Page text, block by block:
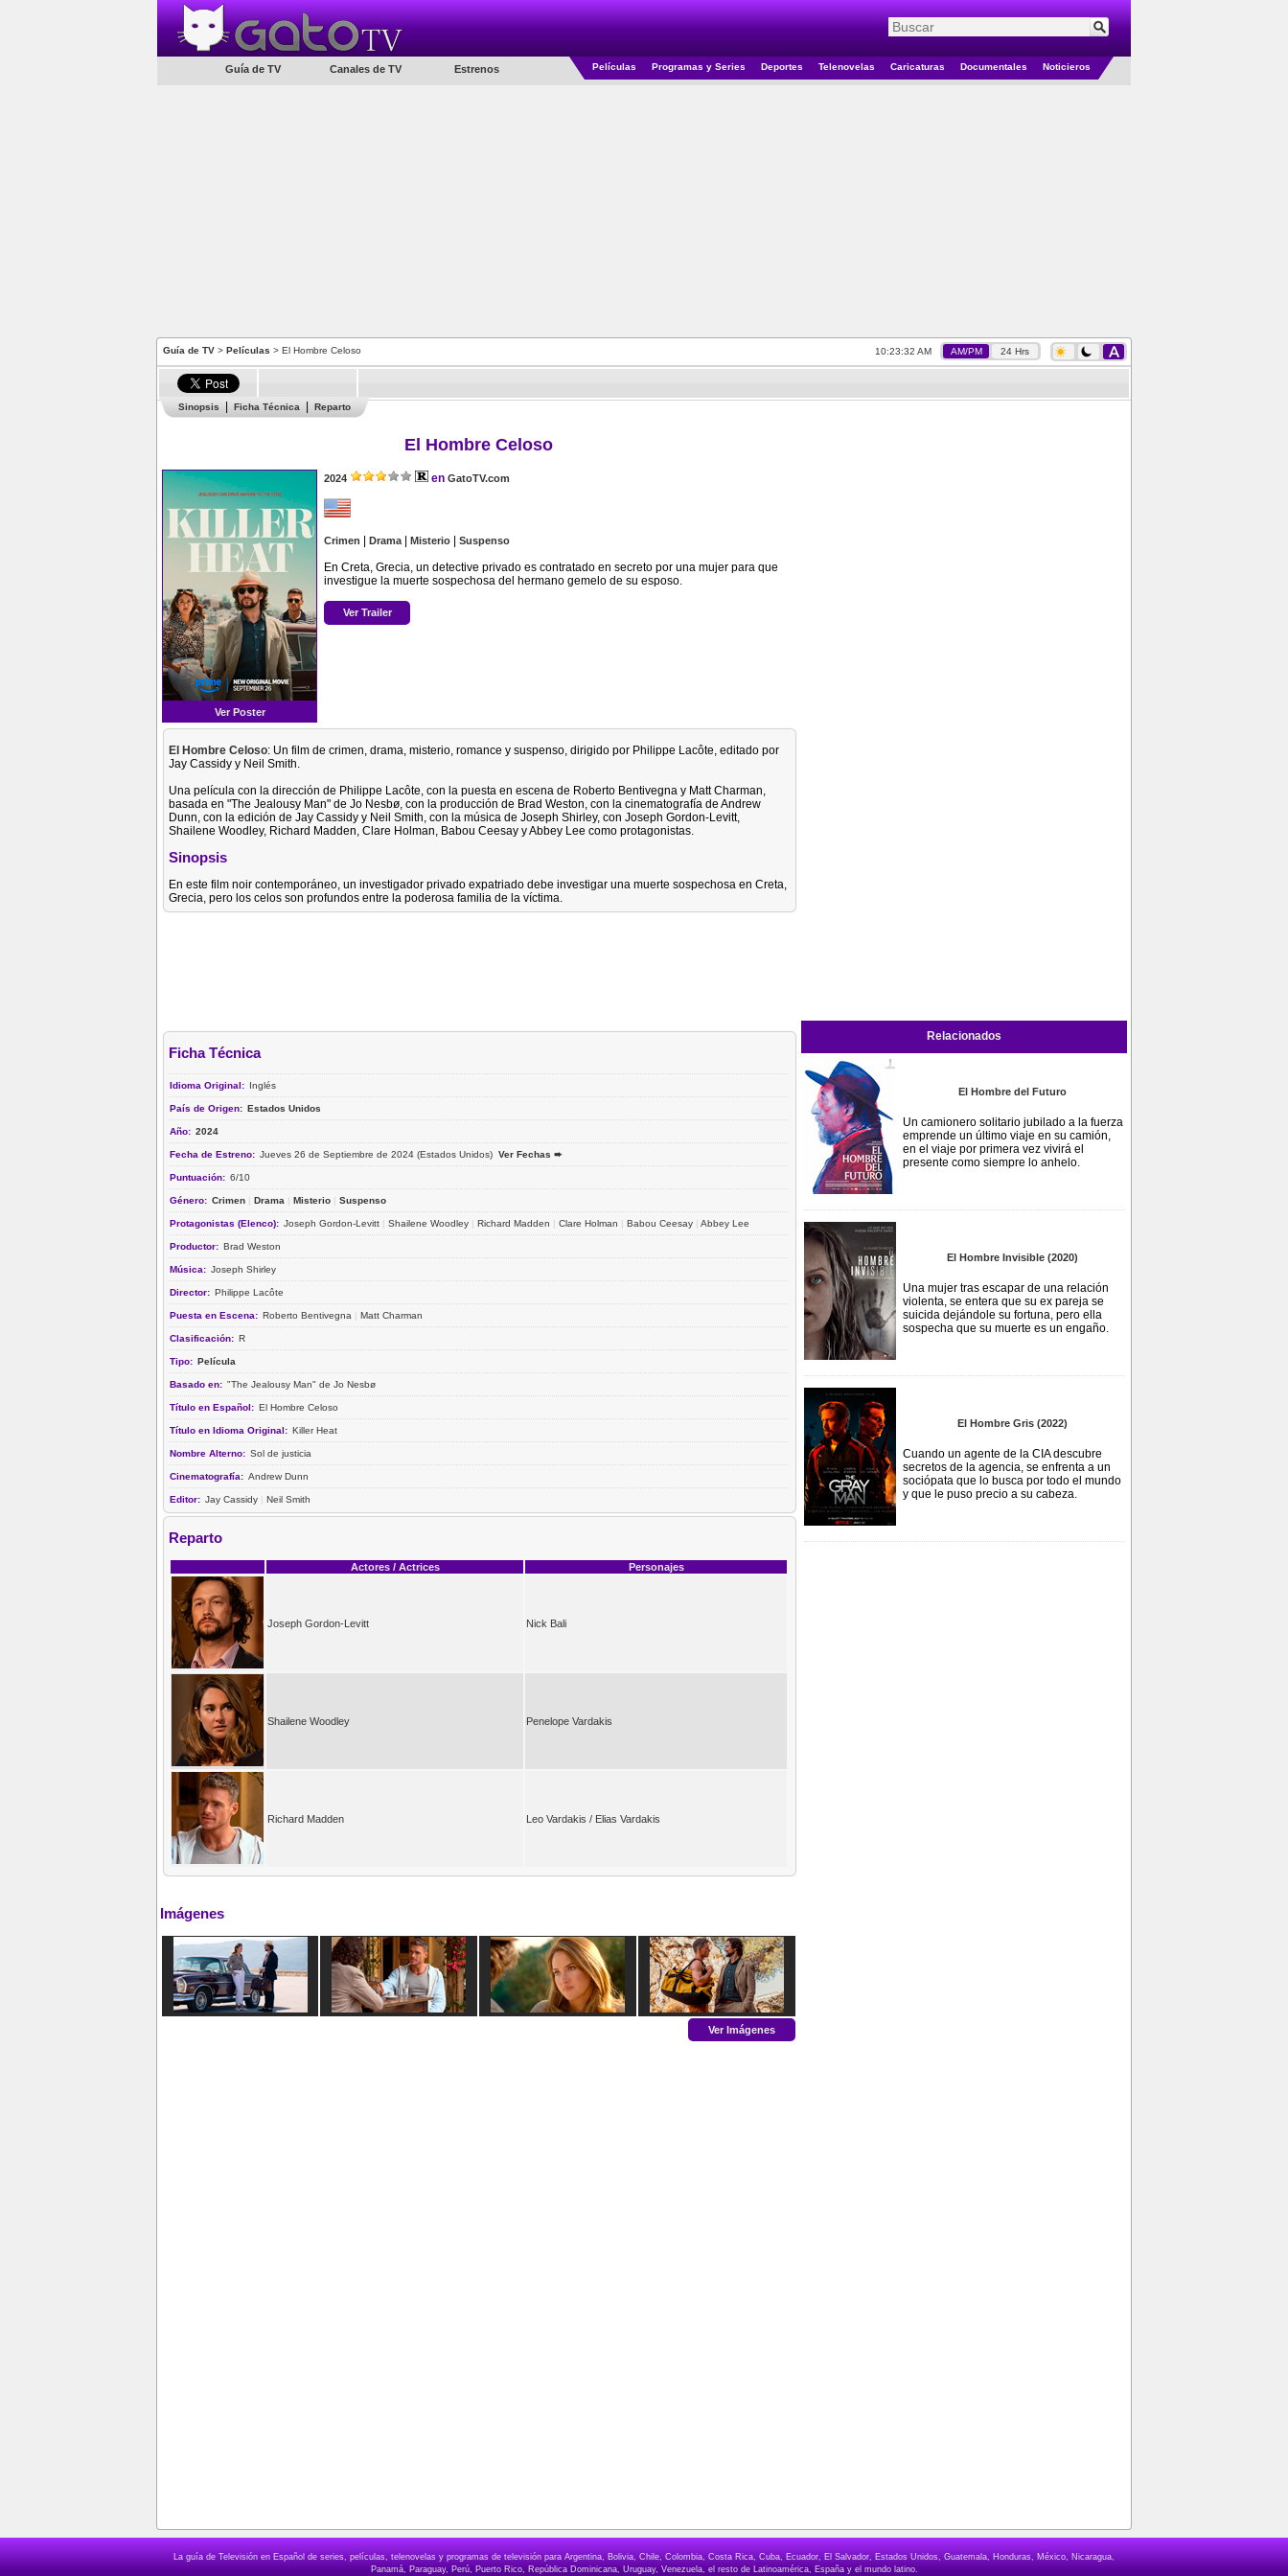
Guía de TV Canales de TV Estrenos Películas Programas y Series Deportes Telenovelas Caricaturas Documentales Noticieros
Guía de TV > Películas > El Hombre Celoso 10:23:33 AM AM/PM 24 Hrs
Sinopsis Ficha Técnica Reparto
El Hombre Celoso
Ver Poster
2024 en GatoTV.com
Crimen Drama| Misterio Suspenso
En Creta, Grecia, un detective privado es contratado en secreto por una mujer para que
investigue la muerte sospechosa del hermano gemelo de su esposo.
Ver Trailer
El Hombre Celoso: Un film de crimen, drama, misterio, romance y suspenso, dirigido por Philippe Lacôte, editado por
Jay Cassidy y Neil Smith.
Una película con la dirección de Philippe Lacôte, con la puesta en escena de Roberto Bentivegna y Matt Charman,
basada en "The Jealousy Man" de Jo Nesbø, con la producción de Brad Weston, con la cinematografía de Andrew
Dunn, con la edición de Jay Cassidy y Neil Smith, con la música de Joseph Shirley, con Joseph Gordon-Levitt,
Shailene Woodley, Richard Madden, Clare Holman, Babou Ceesay y Abbey Lee como protagonistas.
Sinopsis
En este film noir contemporáneo, un investigador privado expatriado debe investigar una muerte sospechosa en Creta,
Grecia, pero los celos son profundos entre la poderosa familia de la víctima.
Ficha Técnica
Idioma Original: Inglés
País de Origen: Estados Unidos
Año: 2024
Fecha de Estreno: Jueves 26 de Septiembre de 2024 (Estados Unidos) Ver Fechas ➨
Puntuación: 6/10
Género: Crimen | Drama | Misterio | Suspenso
Protagonistas (Elenco): Joseph Gordon-Levitt | Shailene Woodley | Richard Madden | Clare Holman | Babou Ceesay | Abbey Lee
Productor: Brad Weston
Música: Joseph Shirley
Director: Philippe Lacôte
Puesta en Escena: Roberto Bentivegna | Matt Charman
Clasificación: R
Tipo: Película
Basado en: "The Jealousy Man" de Jo Nesbø
Título en Español: El Hombre Celoso
Título en Idioma Original: Killer Heat
Nombre Alterno: Sol de justicia
Cinematografía: Andrew Dunn
Editor: Jay Cassidy | Neil Smith
Reparto
Actores / Actrices Personajes
Joseph Gordon-Levitt Nick Bali
Shailene Woodley Penelope Vardakis
Richard Madden Leo Vardakis / Elias Vardakis
Imágenes
Ver Imágenes
Relacionados
El Hombre del Futuro
Un camionero solitario jubilado a la fuerza
emprende un último viaje en su camión,
en el viaje por primera vez vivirá el
presente como siempre lo anhelo.
El Hombre Invisible (2020)
Una mujer tras escapar de una relación
violenta, se entera que su ex pareja se
suicida dejándole su fortuna, pero ella
sospecha que su muerte es un engaño.
El Hombre Gris (2022)
Cuando un agente de la CIA descubre
secretos de la agencia, se enfrenta a un
sociópata que lo busca por todo el mundo
y que le puso precio a su cabeza.
La guía de Televisión en Español de series, películas, telenovelas y programas de televisión para Argentina, Bolivia, Chile, Colombia, Costa Rica, Cuba, Ecuador, El Salvador, Estados Unidos, Guatemala, Honduras, México, Nicaragua,
Panamá, Paraguay, Perú, Puerto Rico, República Dominicana, Uruguay, Venezuela, el resto de Latinoamérica, España y el mundo latino.